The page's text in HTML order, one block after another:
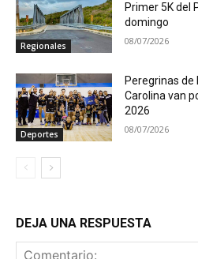
Regionales
Primer 5K del
domingo
08/07/2026
Deportes
Peregrinas de
Carolina van
2026
08/07/2026
DEJA UNA RESPUESTA